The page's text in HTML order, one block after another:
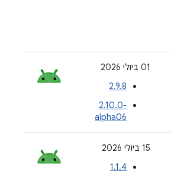
‫01 ביולי 2026
2.9.8
‎2.10.0-
alpha06
‫15 ביולי 2026
1.1.4